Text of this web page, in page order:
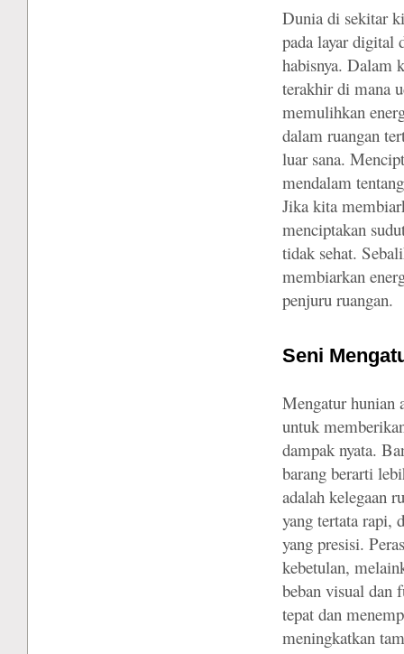
Dunia di sekitar
pada layar digital
habisnya. Dalam
terakhir di mana
memulihkan
dalam ruangan
luar sana.
mendalam
Jika kita
menciptakan
tidak sehat.
membiarkan
penjuru ruangan.
Seni
Mengatur hunian
untuk
dampak nyata.
barang berarti
adalah kelegaan
yang tertata rapi,
yang presisi.
kebetulan,
beban visual dan
tepat dan
meningkatkan